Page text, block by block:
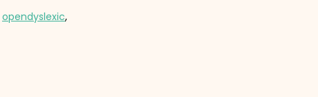
opendyslexic,